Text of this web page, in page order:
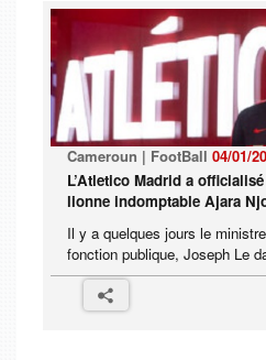
Cameroun | FootBall 04/01/
L’Atletico Madrid a
lionne indomptable Ajara
Il y a quelques jours le
fonction publique, Joseph Le